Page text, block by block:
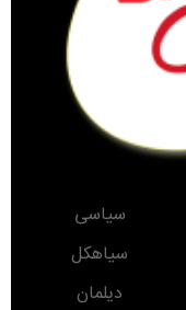
سیاسی
سیاهکل
دیلمان